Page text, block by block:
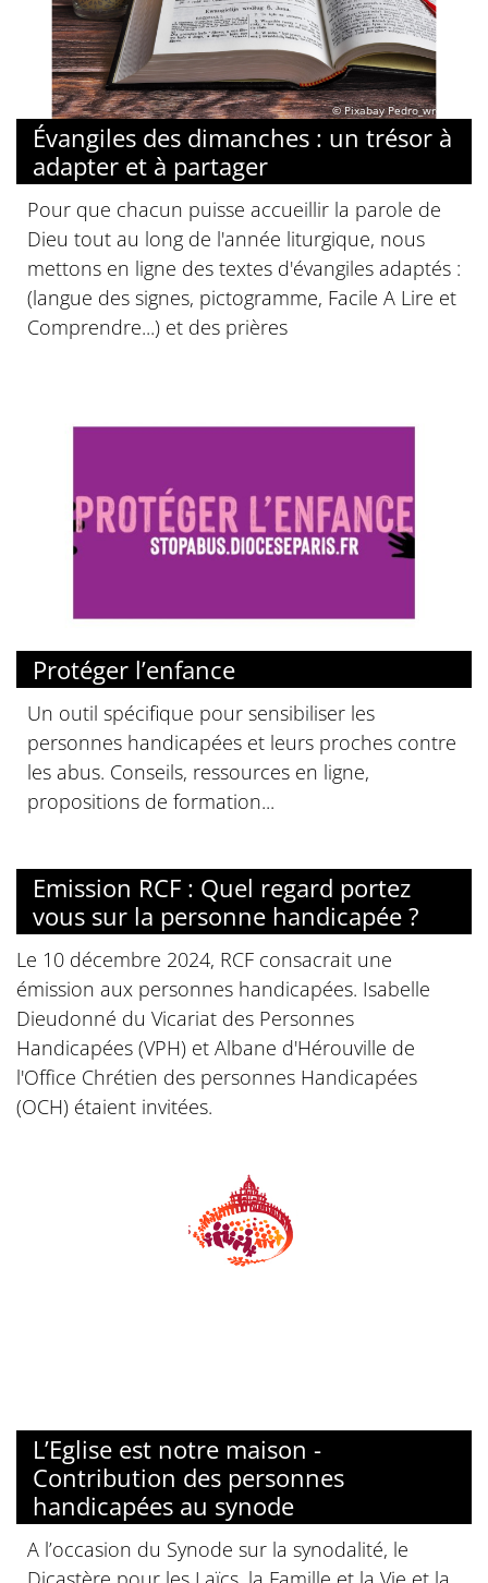
© Pixabay Pedro_wroclaw
Évangiles des dimanches : un trésor à
adapter et à partager
Pour que chacun puisse accueillir la parole de
Dieu tout au long de l'année liturgique, nous
mettons en ligne des textes d'évangiles adaptés :
(langue des signes, pictogramme, Facile A Lire et
Comprendre...) et des prières
Protéger l’enfance
Un outil spécifique pour sensibiliser les
personnes handicapées et leurs proches contre
les abus. Conseils, ressources en ligne,
propositions de formation...
Emission RCF : Quel regard portez
vous sur la personne handicapée ?
Le 10 décembre 2024, RCF consacrait une
émission aux personnes handicapées. Isabelle
Dieudonné du Vicariat des Personnes
Handicapées (VPH) et Albane d'Hérouville de
l'Office Chrétien des personnes Handicapées
(OCH) étaient invitées.
L’Eglise est notre maison -
Contribution des personnes
handicapées au synode
A l’occasion du Synode sur la synodalité, le